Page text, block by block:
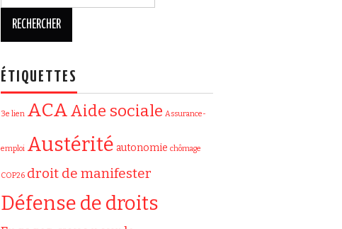
ÉTIQUETTES
3e lien ACAAide sociale Assurance-
emploi Austérité autonomie chômage
COP26 droit de manifester
Défense de droits